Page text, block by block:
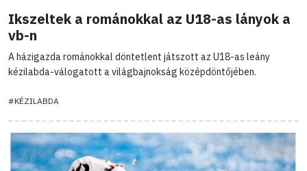
Ikszeltek a románokkal az U18-as lányok a
vb-n
A házigazda románokkal döntetlent játszott az U18-as leány
kézilabda-válogatott a világbajnokság középdöntőjében.
#KÉZILABDA